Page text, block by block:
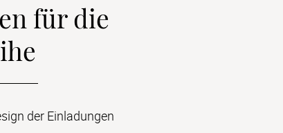
zusenden.
für die
der Einladungen